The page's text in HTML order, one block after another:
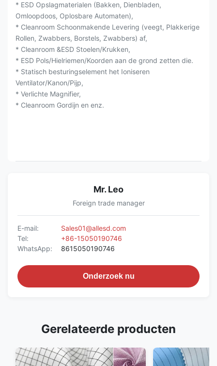
* ESD Opslagmaterialen (Bakken, Dienbladen,
Omloopdoos, Oplosbare Automaten),
* Cleanroom Schoonmakende Levering (veegt, Plakkerige
Rollen, Zwabbers, Borstels, Zwabbers) af,
* Cleanroom &ESD Stoelen/Krukken,
* ESD Pols/Hielriemen/Koorden aan de grond zetten die.
* Statisch besturingselement het Ioniseren
Ventilator/Kanon/Pijp,
* Verlichte Magnifier,
* Cleanroom Gordijn en enz.
Mr. Leo
Foreign trade manager
E-mail:
Sales01@allesd.com
Tel:
+86-15050190746
WhatsApp:
8615050190746
Onderzoek nu
Gerelateerde producten